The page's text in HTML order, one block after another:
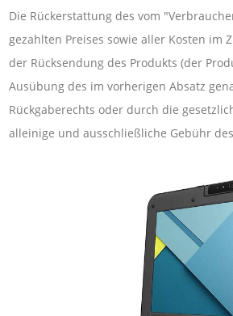
Die Rückerstattung des vom
gezahlten Preises sowie aller Kosten im
der Rücksendung des Produkts (der
Ausübung des im vorherigen Absatz
Rückgaberechts oder durch die
alleinige und ausschließliche Gebühr